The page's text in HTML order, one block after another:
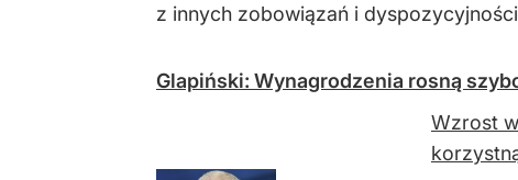
z innych zobowiązań i
Glapiński: Wynagrodzenia rosną
Wzrost